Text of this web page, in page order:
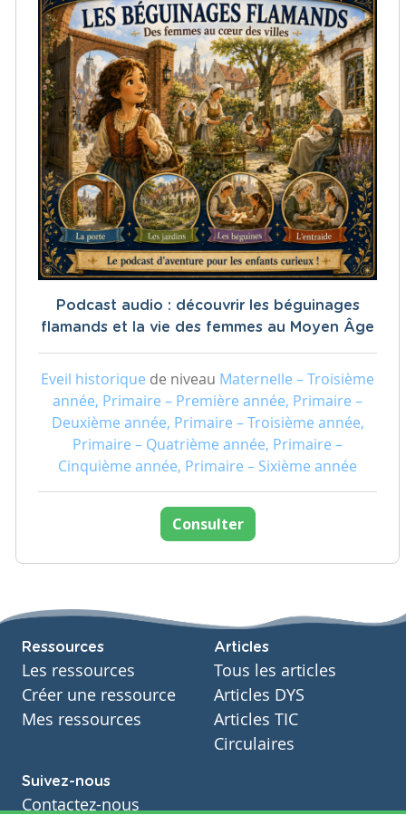
Podcast audio : découvrir les béguinages
flamands et la vie des femmes au Moyen Âge
Eveil historique de niveau Maternelle – Troisième
année, Primaire – Première année, Primaire –
Deuxième année, Primaire – Troisième année,
Primaire – Quatrième année, Primaire –
Cinquième année, Primaire – Sixième année
Consulter
Ressources
Les ressources
Créer une ressource
Mes ressources
Articles
Tous les articles
Articles DYS
Articles TIC
Circulaires
Suivez-nous
Contactez-nous